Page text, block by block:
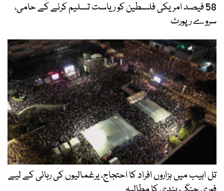
58 فیصد امریکی فلسطین کو ریاست تسلیم کرنے کے حامی،
سروے رپورٹ
تل ابیب میں ہزاروں افراد کا احتجاج، یرغمالیوں کی رہائی کے لیے